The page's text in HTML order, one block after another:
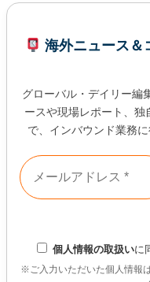
海外ニュース＆
グローバル・デイリー編
ースや現場レポート、
で、インバウンド業務
個人情報の取扱いに
※ご入力いただいた個人情報